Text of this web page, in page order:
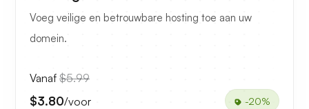
Voeg veilige en betrouwbare hosting toe aan uw
domein.
Vanaf $5.99
$3.80/voor -20%